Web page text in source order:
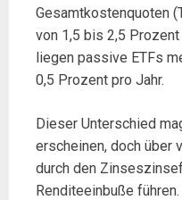
Gesamtkostenquoten
von 1,5 bis 2,5
liegen passive ETFs
0,5 Prozent pro Jahr.
Dieser Unterschied
erscheinen, doch über
durch den
Renditeeinbuße